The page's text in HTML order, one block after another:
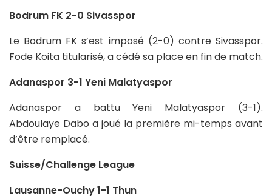
Bodrum FK 2-0 Sivasspor
Le Bodrum FK s’est imposé (2-0) contre Sivasspor.
Fode Koita titularisé, a cédé sa place en fin de match.
Adanaspor 3-1 Yeni Malatyaspor
Adanaspor a battu Yeni Malatyaspor (3-1).
Abdoulaye Dabo a joué la première mi-temps avant
d’être remplacé.
Suisse/Challenge League
Lausanne-Ouchy 1-1 Thun